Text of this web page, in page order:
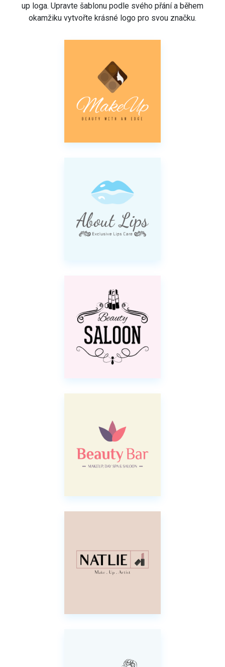
up loga. Upravte šablonu podle svého přání a během
okamžiku vytvořte krásné logo pro svou značku.